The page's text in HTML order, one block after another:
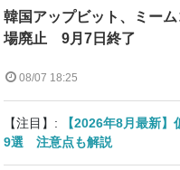
韓国アップビット、ミー
場廃止 9月7日終了
08/07 18:25
【注目】:
【2026年8月最新
9選 注意点も解説